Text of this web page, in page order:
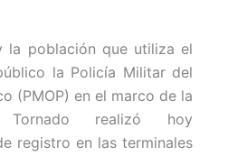
la población que utiliza el
la Policía Militar del
(PMOP) en el marco de la
Tornado realizó hoy
registro en las terminales